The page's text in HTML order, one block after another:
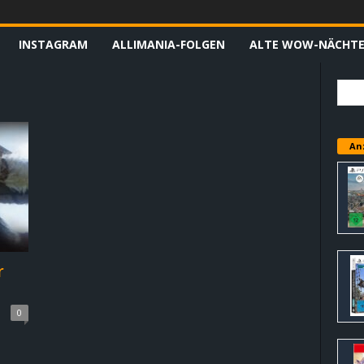
INSTAGRAM ALLIMANIA-FOLGEN ALTE WOW-NÄCHTE
0